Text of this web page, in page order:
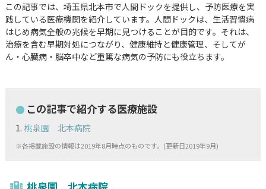
この記事では、埼玉県北本市で人間ドックを提供し、予防医療を実
践している医療機関を紹介しています。人間ドックは、生活習慣病
はじめ病気全般の兆候を早期に見つけることが目的です。それは、
治療を含む早期対処につながり、健康維持と健康管理、そしてが
ん・心臓病・脳卒中など重篤な病気の予防にも役立ちます。
この記事で紹介する医療施設
桃泉園 北本病院
※各掲載施設の情報は2019年8月時点のものです。(更新日2019年9月)